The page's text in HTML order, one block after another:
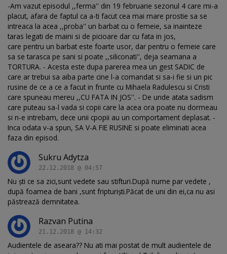
-Am vazut episodul ,,ferma'' din 19 februarie sezonul 4 care mi-a
placut, afara de faptul ca a-ti facut cea mai mare prostie sa se
intreaca la acea ,,proba'' un barbat cu o femeie, sa inainteze
taras legati de maini si de picioare dar cu fata in jos,
care pentru un barbat este foarte usor, dar pentru o femeie care
sa se tarasca pe sani si poate ,,siliconati'', deja seamana a
TORTURA. - Acesta este dupa parerea mea un gest SADIC de
care ar trebui sa aiba parte cine l-a comandat si sa-i fie si un pic
rusine de ce a ce a facut in frunte cu Mihaela Radulescu si Cristi
care spuneau mereu ,,CU FATA IN JOS''. - De unde atata sadism
care puteau sa-l vada si copii care la acea ora poate nu dormeau
si n-e intrebam, dece unii cpopii au un comportament deplasat. -
Inca odata v-a spun, SA V-A FIE RUSINE si poate eliminati acea
faza din episod.
Sukru Adytza
22.12.2018 @ 04:57
Nu ști ce sa zici,sunt vedete sau stifturi.După nume par vedete ,
după foamea de bani ,sunt fripturiști.Păcat de uni din ei,ca nu asi
păstrează demnitatea.
Razvan Putina
21.12.2018 @ 14:32
Audientele de aseara?? Nu ati mai postat de mult audientele de